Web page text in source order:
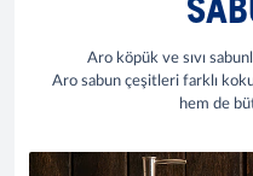
Aro köpük ve sıvı
Aro sabun çeşitleri farklı
hem de